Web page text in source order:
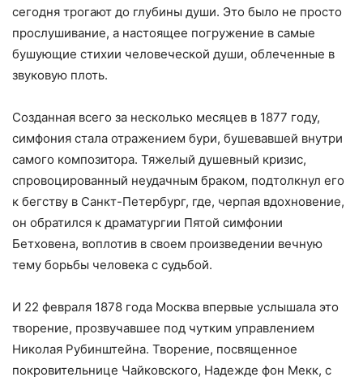
сегодня трогают до глубины души. Это было не просто
прослушивание, а настоящее погружение в самые
бушующие стихии человеческой души, облеченные в
звуковую плоть.
Созданная всего за несколько месяцев в 1877 году,
симфония стала отражением бури, бушевавшей внутри
самого композитора. Тяжелый душевный кризис,
спровоцированный неудачным браком, подтолкнул его
к бегству в Санкт-Петербург, где, черпая вдохновение,
он обратился к драматургии Пятой симфонии
Бетховена, воплотив в своем произведении вечную
тему борьбы человека с судьбой.
И 22 февраля 1878 года Москва впервые услышала это
творение, прозвучавшее под чутким управлением
Николая Рубинштейна. Творение, посвященное
покровительнице Чайковского, Надежде фон Мекк, с